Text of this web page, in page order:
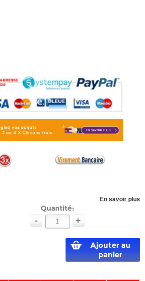
En savoir plus
Quantité:
- +
Ajouter au
panier